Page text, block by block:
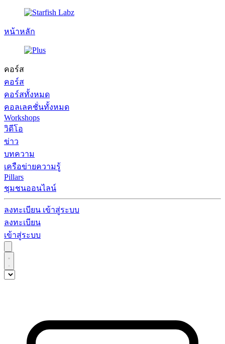
หน้าหลัก
คอร์ส
คอร์ส
คอร์สทั้งหมด
คอลเลคชั่นทั้งหมด
Workshops
วิดีโอ
ข่าว
บทความ
เครือข่ายความรู้
Pillars
ชุมชนออนไลน์
ลงทะเบียน เข้าสู่ระบบ
ลงทะเบียน
เข้าสู่ระบบ